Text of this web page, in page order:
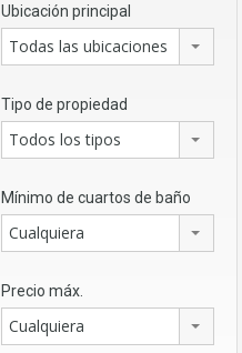
Ubicación principal
Todas las ubicaciones
Tipo de propiedad
Todos los tipos
Mínimo de cuartos de baño
Cualquiera
Precio máx.
Cualquiera